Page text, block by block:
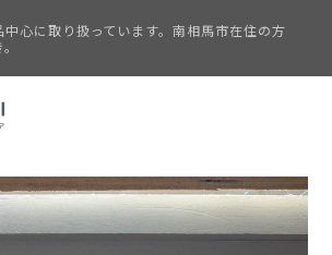
中心に取り扱っています。南相馬市在住の方